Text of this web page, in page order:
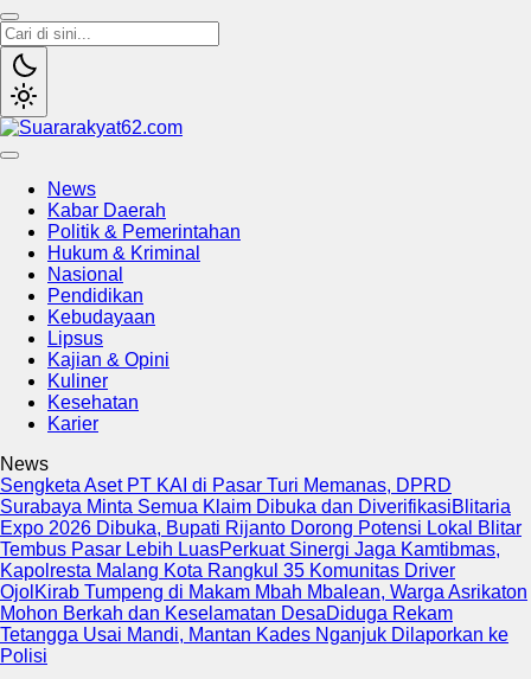
News
Kabar Daerah
Politik & Pemerintahan
Hukum & Kriminal
Nasional
Pendidikan
Kebudayaan
Lipsus
Kajian & Opini
Kuliner
Kesehatan
Karier
News
Sengketa Aset PT KAI di Pasar Turi Memanas, DPRD
Surabaya Minta Semua Klaim Dibuka dan DiverifikasiBlitaria
Expo 2026 Dibuka, Bupati Rijanto Dorong Potensi Lokal Blitar
Tembus Pasar Lebih LuasPerkuat Sinergi Jaga Kamtibmas,
Kapolresta Malang Kota Rangkul 35 Komunitas Driver
Ojol Kirab Tumpeng di Makam Mbah Mbalean, Warga Asrikaton
Mohon Berkah dan Keselamatan DesaDiduga Rekam
Tetangga Usai Mandi, Mantan Kades Nganjuk Dilaporkan ke
Polisi